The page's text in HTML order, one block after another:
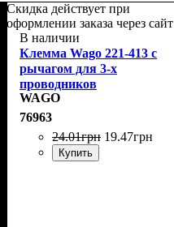
Скидка действует при
оформлении заказа через сайт
В наличии
Клемма Wago 221-413 с
рычагом для 3-х
проводников
WAGO
76963
24.01грн 19.47грн
Купить